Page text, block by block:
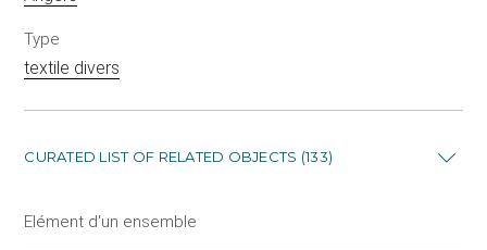
Type
textile divers
CURATED LIST OF RELATED OBJECTS (133)
Elément d'un ensemble